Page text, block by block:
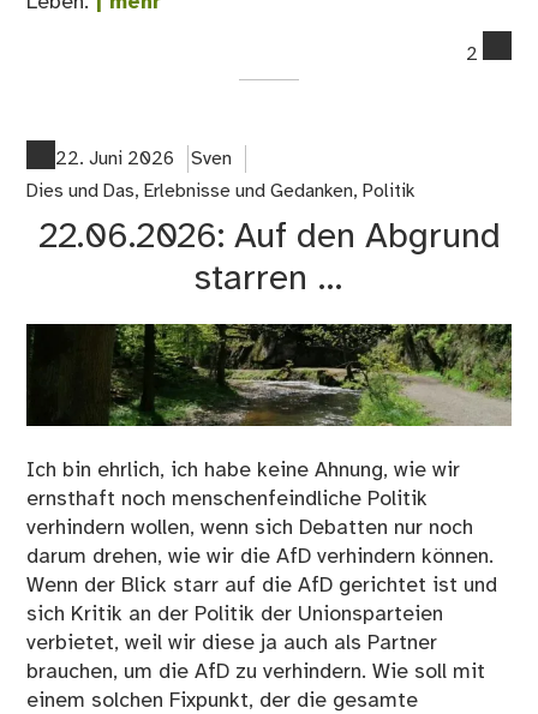
2
22. Juni 2026
Sven
Dies und Das, Erlebnisse und Gedanken, Politik
22.06.2026: Auf den Abgrund
starren …
Ich bin ehrlich, ich habe keine Ahnung, wie wir
ernsthaft noch menschenfeindliche Politik
verhindern wollen, wenn sich Debatten nur noch
darum drehen, wie wir die AfD verhindern können.
Wenn der Blick starr auf die AfD gerichtet ist und
sich Kritik an der Politik der Unionsparteien
verbietet, weil wir diese ja auch als Partner
brauchen, um die AfD zu verhindern. Wie soll mit
einem solchen Fixpunkt, der die gesamte